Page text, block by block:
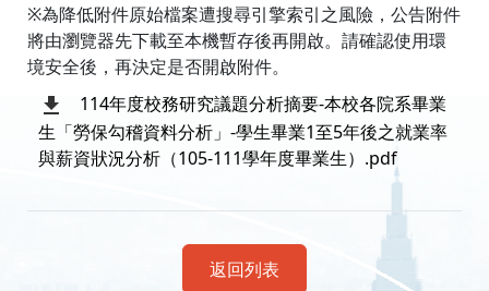
※為降低附件原始檔案遭搜尋引擎索引之風險，公告附件
將由瀏覽器先下載至本機暫存後再開啟。請確認使用環
境安全後，再決定是否開啟附件。
114年度校務研究議題分析摘要-本校各院系畢業
生「勞保勾稽資料分析」-學生畢業1至5年後之就業率
與薪資狀況分析（105-111學年度畢業生）.pdf
返回列表